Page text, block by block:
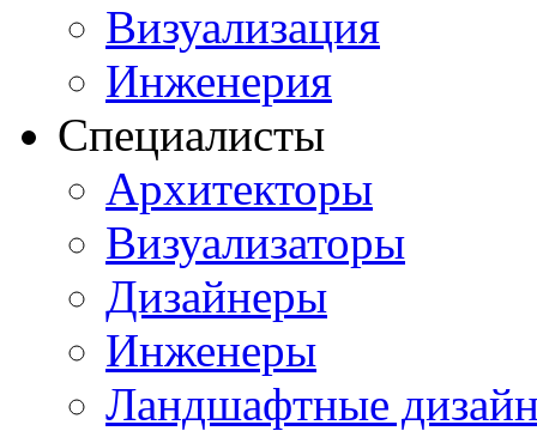
Визуализация
Инженерия
Специалисты
Архитекторы
Визуализаторы
Дизайнеры
Инженеры
Ландшафтные